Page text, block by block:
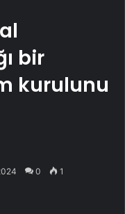
bir
kurulunu
0 1